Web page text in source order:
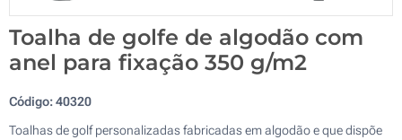
Toalha de golfe de algodão com
anel para fixação 350 g/m2
Código:40320
Toalhas de golf personalizadas fabricadas em algodão e que dispõe